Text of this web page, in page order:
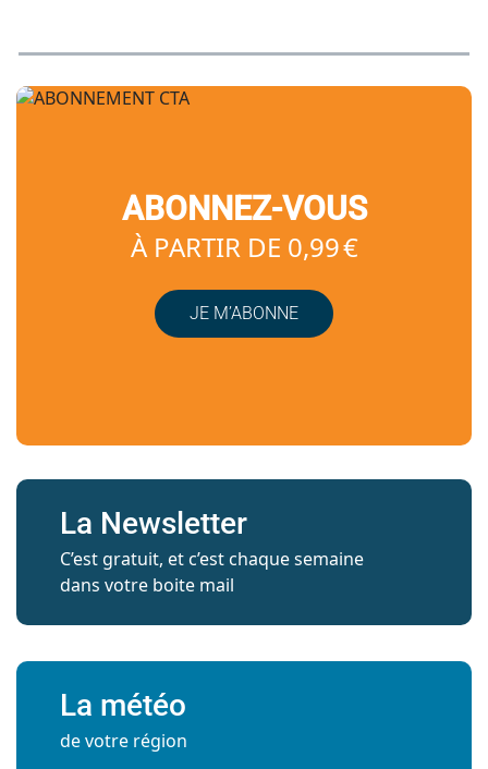
ABONNEZ-VOUS
À PARTIR DE 0,99 €
JE M’ABONNE
La Newsletter
C’est gratuit, et c’est chaque semaine
dans votre boite mail
La météo
de votre région